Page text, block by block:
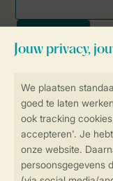
Veilig en snel
SSL certificaat
Veilige